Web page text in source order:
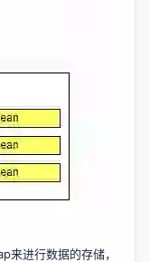
进行数据的存储，